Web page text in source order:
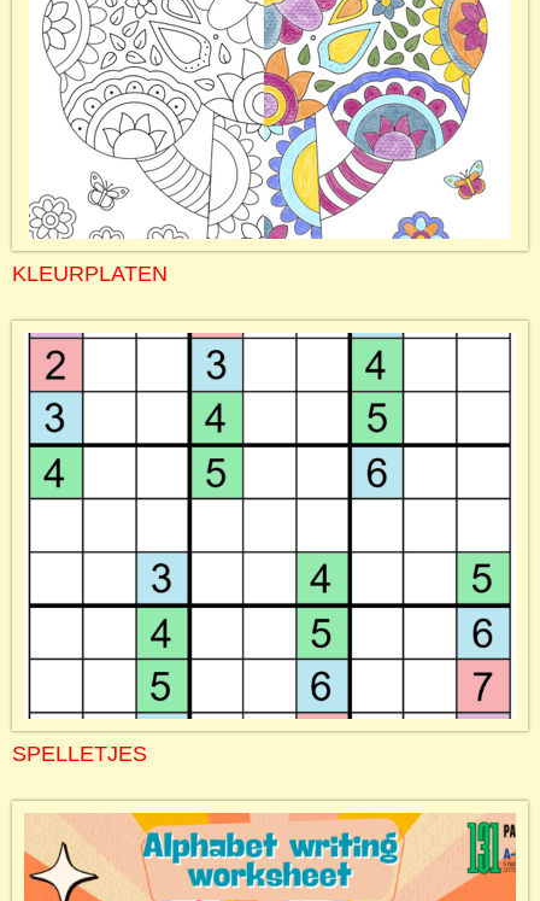
KLEURPLATEN
SPELLETJES